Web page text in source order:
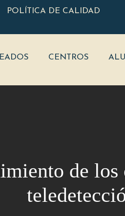
POLÍTICA DE CALIDAD
CENTROS
de